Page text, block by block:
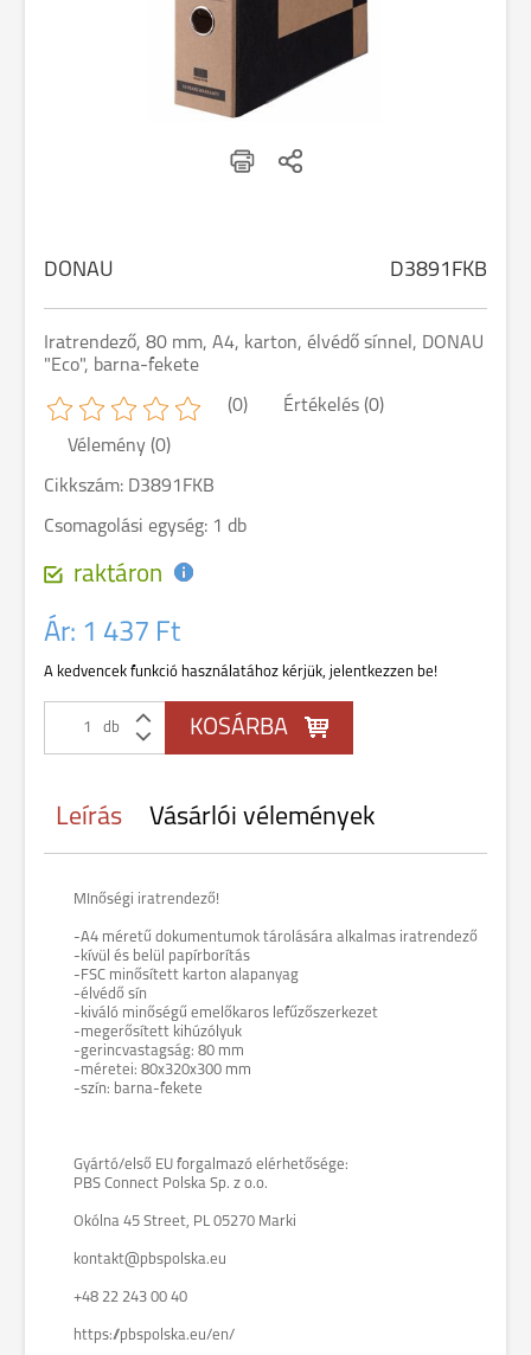
DONAU D3891FKB
Iratrendező, 80 mm, A4, karton, élvédő sínnel, DONAU
"Eco", barna-fekete
(0) Értékelés (0)
Vélemény (0)
Cikkszám: D3891FKB
Csomagolási egység: 1 db
raktáron
Ár: 1 437 Ft
A kedvencek funkció használatához kérjük, jelentkezzen be!
db
Leírás Vásárlói vélemények
MInőségi iratrendező!
-A4 méretű dokumentumok tárolására alkalmas iratrendező
-kívül és belül papírborítás
-FSC minősített karton alapanyag
-élvédő sín
-kiváló minőségű emelőkaros lefűzőszerkezet
-megerősített kihúzólyuk
-gerincvastagság: 80 mm
-méretei: 80x320x300 mm
-szín: barna-fekete
Gyártó/első EU forgalmazó elérhetősége:
PBS Connect Polska Sp. z o.o.
Okólna 45 Street, PL 05270 Marki
kontakt@pbspolska.eu
+48 22 243 00 40
https://pbspolska.eu/en/